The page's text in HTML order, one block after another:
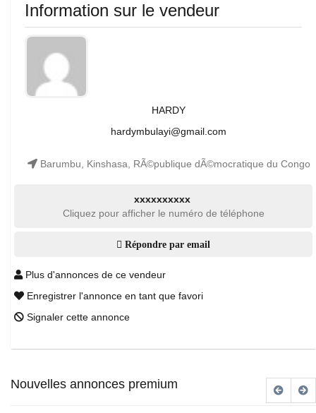
Information sur le vendeur
HARDY
hardymbulayi@gmail.com
Barumbu, Kinshasa, RÃ©publique dÃ©mocratique du Congo
xxxxxxxxxx
Cliquez pour afficher le numéro de téléphone
Répondre par email
Plus d'annonces de ce vendeur
Enregistrer l'annonce en tant que favori
Signaler cette annonce
Nouvelles annonces premium